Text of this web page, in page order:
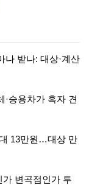
나 받나: 대상·계산
승용차가 흑자 견
13만원…대상 만
변곡점인가 투